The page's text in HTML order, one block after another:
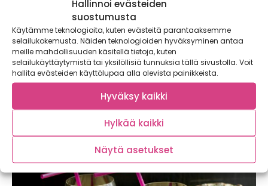
Hallinnoi evästeiden
suostumusta
Käytämme teknologioita, kuten evästeitä parantaaksemme
selailukokemusta. Näiden teknologioiden hyväksyminen antaa
meille mahdollisuuden käsitellä tietoja, kuten
selailukäyttäytymistä tai yksilöllisiä tunnuksia tällä sivustolla. Voit
hallita evästeiden käyttölupaa alla olevista painikkeista.
Hyväksy kaikki
Hylkää kaikki
Näytä asetukset
Täytetyt ananakset
Äkkiä valmistuva ihanan lämmin jälkiruoka sisältää vain viisi
ainesta eikä lainkaan makeutusaineita! 2 Annosta...